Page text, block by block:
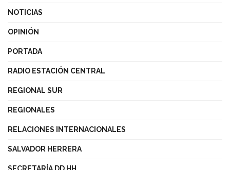
NOTICIAS
OPINIÓN
PORTADA
RADIO ESTACIÓN CENTRAL
REGIONAL SUR
REGIONALES
RELACIONES INTERNACIONALES
SALVADOR HERRERA